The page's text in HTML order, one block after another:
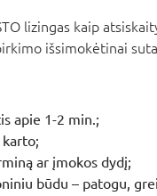
lizingas kaip
išsimokėtinai
apie 1-2 min.;
ar įmokos dydį;
būdu – patogu,